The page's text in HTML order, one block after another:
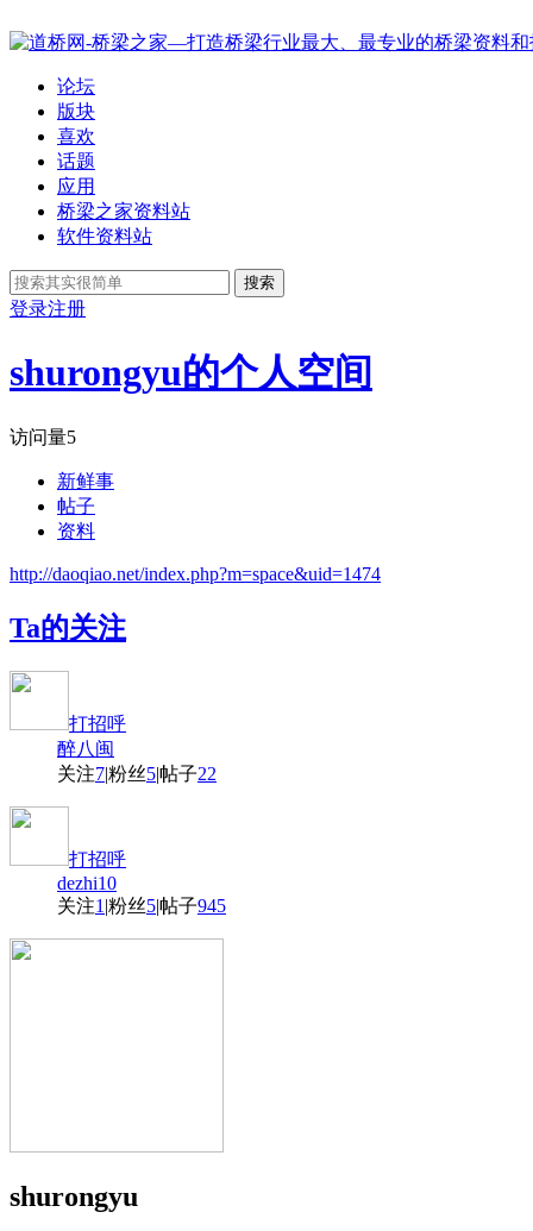
论坛
版块
喜欢
话题
应用
桥梁之家资料站
软件资料站
搜索
登录注册
shurongyu的个人空间
访问量5
新鲜事
帖子
资料
http://daoqiao.net/index.php?m=space&uid=1474
Ta的关注
打招呼
醉八闽
关注7|粉丝5|帖子22
打招呼
dezhi10
关注1 |粉丝5|帖子945
shurongyu